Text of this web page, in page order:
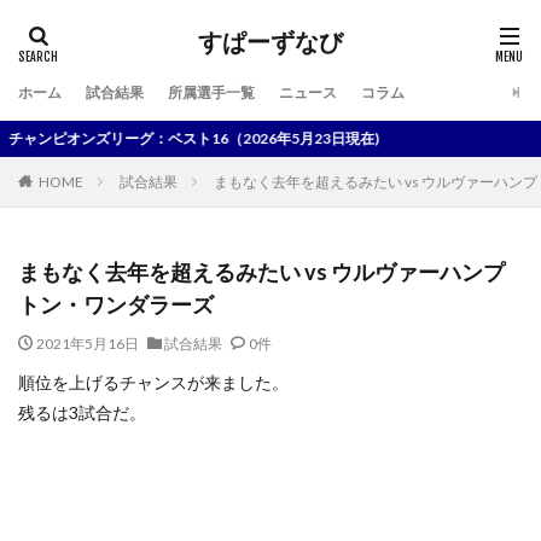
すぱーずなび
ホーム 試合結果 所属選手一覧 ニュース コラム
オンズリーグ：ベスト16（2026年5月23日現在)
HOME 試合結果 まもなく去年を超えるみたい vs ウルヴァーハン
まもなく去年を超えるみたい vs ウルヴァーハンプ
トン・ワンダラーズ
2021年5月16日 試合結果 0件
順位を上げるチャンスが来ました。
残るは3試合だ。
検索